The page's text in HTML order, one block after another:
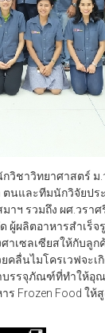
กวิชาวิทยาศาสตร์
ตนและทีมนักวิจัยป
ฯ รวมถึง ผศ.วรา
ลิตอาหารสำเร็จ
ซลเซียสให้กับลูกค้
คลื่นไมโครเวฟจะ
บรรจุภัณฑ์ที่ทำให้อุ
ร Frozen Food ให้